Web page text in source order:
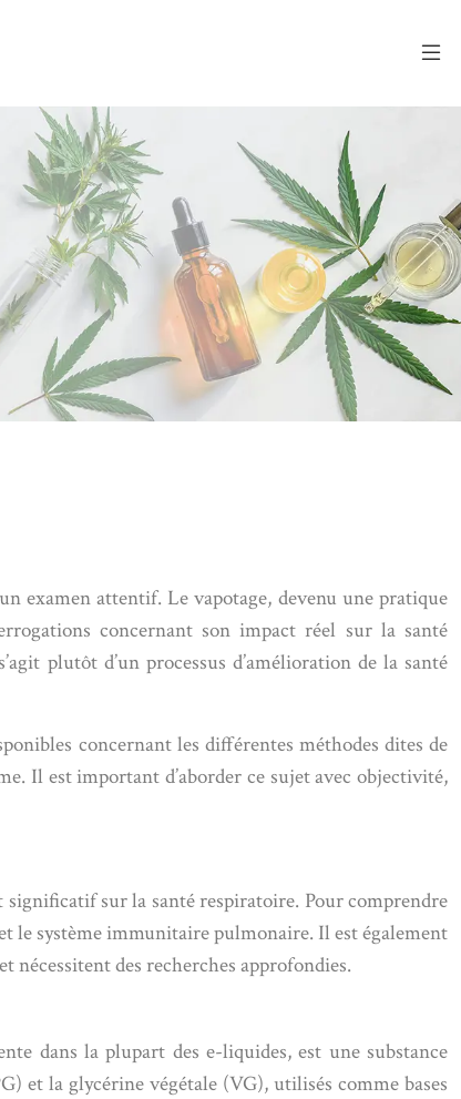
examen attentif. Le vapotage, devenu une pratique
concernant son impact réel sur la santé
plutôt d’un processus d’amélioration de la santé
concernant les différentes méthodes dites de
Il est important d’aborder ce sujet avec objectivité,
sur la santé respiratoire. Pour comprendre
le système immunitaire pulmonaire. Il est également
nécessitent des recherches approfondies.
dans la plupart des e-liquides, est une substance
et la glycérine végétale (VG), utilisés comme bases